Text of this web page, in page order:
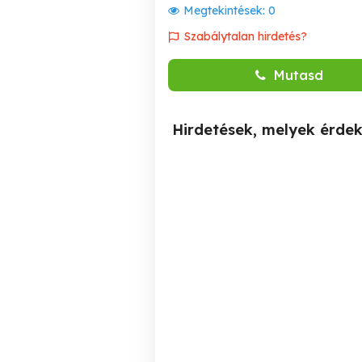
Megtekintések: 0
Szabálytalan hirdetés?
Mutasd
Hirdetések, melyek